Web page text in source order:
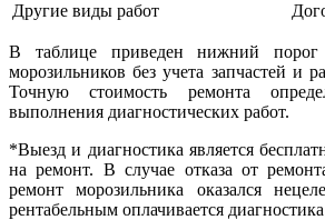
Другие виды работ
В таблице приведен нижний порог
морозильников без учета запчастей и
Точную стоимость ремонта
выполнения диагностических работ.
*Выезд и диагностика является
на ремонт. В случае отказа от
ремонт морозильника оказался
рентабельным оплачивается